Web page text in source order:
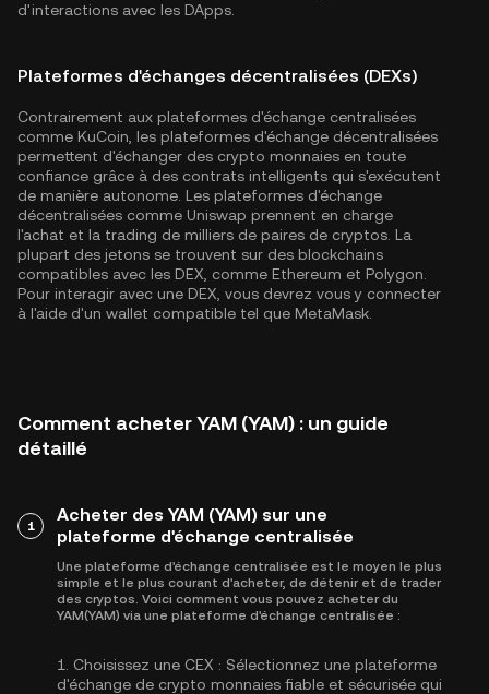
d'interactions avec les DApps.
Plateformes d'échanges décentralisées (DEXs)
Contrairement aux plateformes d'échange centralisées
comme KuCoin, les plateformes d'échange décentralisées
permettent d'échanger des crypto monnaies en toute
confiance grâce à des contrats intelligents qui s'exécutent
de manière autonome. Les plateformes d'échange
décentralisées comme Uniswap prennent en charge
l'achat et la trading de milliers de paires de cryptos. La
plupart des jetons se trouvent sur des blockchains
compatibles avec les DEX, comme Ethereum et Polygon
Pour interagir avec une DEX, vous devrez vous y connecter
à l'aide d'un wallet compatible tel que MetaMask.
Comment acheter YAM (YAM) : un guide
détaillé
1
Acheter des YAM (YAM) sur une
plateforme d'échange centralisée
Une plateforme d'échange centralisée est le moyen le plus
simple et le plus courant d'acheter, de détenir et de trader
des cryptos. Voici comment vous pouvez acheter du
YAM(YAM) via une plateforme d'échange centralisée :
1. Choisissez une CEX : Sélectionnez une plateforme
d'échange de crypto monnaies fiable et sécurisée qui